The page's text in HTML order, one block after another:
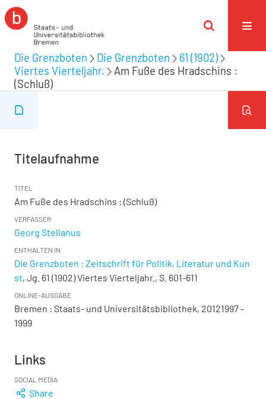
Die Grenzboten Die Grenzboten
61 (1902)
Viertes Vierteljahr.
Am Fuße des Hradschins :
(Schluß)
Titelaufnahme
TITEL
Am Fuße des Hradschins : (Schluß)
VERFASSER
Georg Stellanus
ENTHALTEN IN
Die Grenzboten : Zeitschrift für Politik, Literatur und Kun
st, Jg. 61 (1902) Viertes Vierteljahr., S. 601-611
ONLINE-AUSGABE
Bremen : Staats- und Universitätsbibliothek, 20121997 -
1999
Links
SOCIAL MEDIA
Share